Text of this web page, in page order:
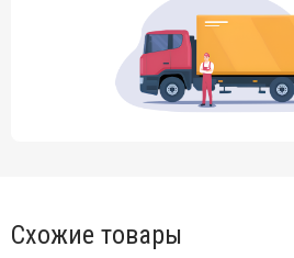
Схожие товары